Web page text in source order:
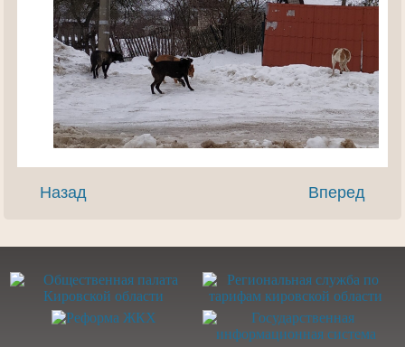
Назад Вперед